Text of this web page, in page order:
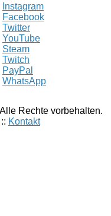
Instagram
Facebook
Twitter
YouTube
Steam
Twitch
PayPal
WhatsApp
Rechte vorbehalten.
:: Kontakt